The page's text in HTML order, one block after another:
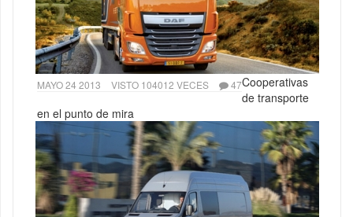
MAYO 24 2013 VISTO 104012 VECES 47Cooperativas
de transporte
en el punto de mira